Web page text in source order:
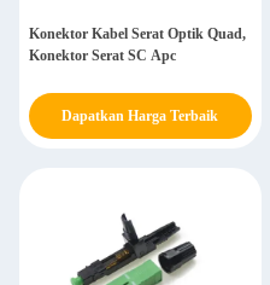
Konektor Kabel Serat Optik Quad,
Konektor Serat SC Apc
Dapatkan Harga Terbaik